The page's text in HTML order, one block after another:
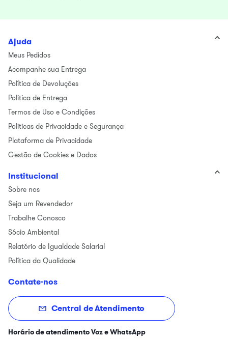
Ajuda
Meus Pedidos
Acompanhe sua Entrega
Política de Devoluções
Politica de Entrega
Termos de Uso e Condições
Politicas de Privacidade e Segurança
Plataforma de Privacidade
Gestão de Cookies e Dados
Institucional
Sobre nos
Seja um Revendedor
Trabalhe Conosco
Sócio Ambiental
Relatório de Igualdade Salarial
Política da Qualidade
Contate-nos
Central de Atendimento
Horário de atendimento Voz e WhatsApp